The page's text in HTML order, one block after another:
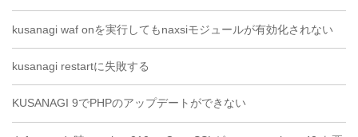
kusanagi waf onを実行してもnaxsiモジュールが有効化されない
kusanagi restartに失敗する
KUSANAGI 9でPHPのアップデートができない